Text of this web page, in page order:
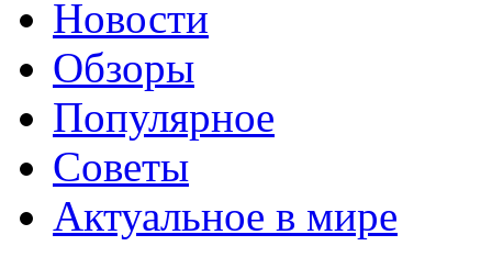
Новости
Обзоры
Популярное
Советы
Актуальное в мире